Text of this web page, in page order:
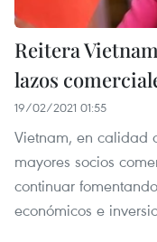
Reitera
lazos
19/02/2021 01:55
Vietnam, en calidad
mayores socios
continuar
económicos e